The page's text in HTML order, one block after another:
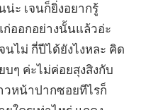
น่ะ เจนก็ยิ่งอยากรู้
ออกอย่างนั้นแล้วอ่ะ
นไม่ กี่ปีได้ยังไงหละ คิด
บๆ ค่ะไม่ค่อยสุงสิงกับ
วหน้าปากซอยทีไรก็